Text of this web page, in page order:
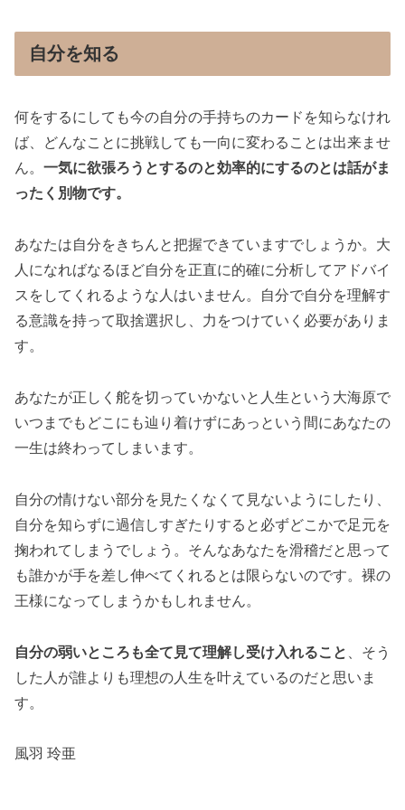
自分を知る
何をするにしても今の自分の手持ちのカードを知らなけれ
ば、どんなことに挑戦しても一向に変わることは出来ませ
ん。 一気に欲張ろうとするのと効率的にするのとは話がま
ったく別物です。
あなたは自分をきちんと把握できていますでしょうか。大
人になればなるほど自分を正直に的確に分析してアドバイ
スをしてくれるような人はいません。自分で自分を理解す
る意識を持って取捨選択し、力をつけていく必要がありま
す。
あなたが正しく舵を切っていかないと人生という大海原で
いつまでもどこにも辿り着けずにあっという間にあなたの
一生は終わってしまいます。
自分の情けない部分を見たくなくて見ないようにしたり、
自分を知らずに過信しすぎたりすると必ずどこかで足元を
掬われてしまうでしょう。そんなあなたを滑稽だと思って
も誰かが手を差し伸べてくれるとは限らないのです。裸の
王様になってしまうかもしれません。
自分の弱いところも全て見て理解し受け入れること
、そう
した人が誰よりも理想の人生を叶えているのだと思いま
す。
風羽 玲亜